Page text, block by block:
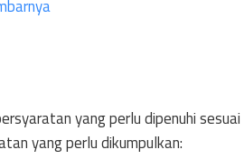
yang perlu dipenuhi sesuai
yang perlu dikumpulkan: